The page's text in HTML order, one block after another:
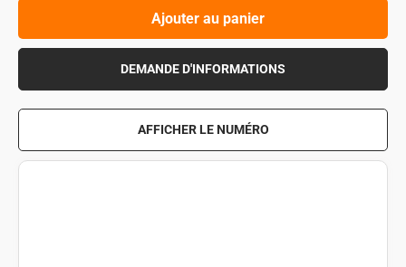
Ajouter au panier
DEMANDE D'INFORMATIONS
AFFICHER LE NUMÉRO